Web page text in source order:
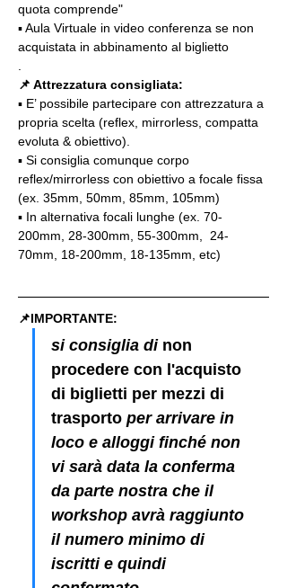
quota comprende"
▪️ Aula Virtuale in video conferenza se non
acquistata in abbinamento al biglietto
📌 Attrezzatura consigliata:
▪️ E’ possibile partecipare con attrezzatura a
propria scelta (reflex, mirrorless, compatta
evoluta & obiettivo).
▪️ Si consiglia comunque corpo
reflex/mirrorless con obiettivo a focale fissa
(ex. 35mm, 50mm, 85mm, 105mm)
▪️ In alternativa focali lunghe (ex. 70-
200mm, 28-300mm, 55-300mm,  24-
70mm, 18-200mm, 18-135mm, etc)
📌IMPORTANTE:
si consiglia di non
procedere con l'acquisto
di biglietti per mezzi di
trasporto per arrivare in
loco e alloggi finché non
vi sarà data la conferma
da parte nostra che il
workshop avrà raggiunto
il numero minimo di
iscritti e quindi